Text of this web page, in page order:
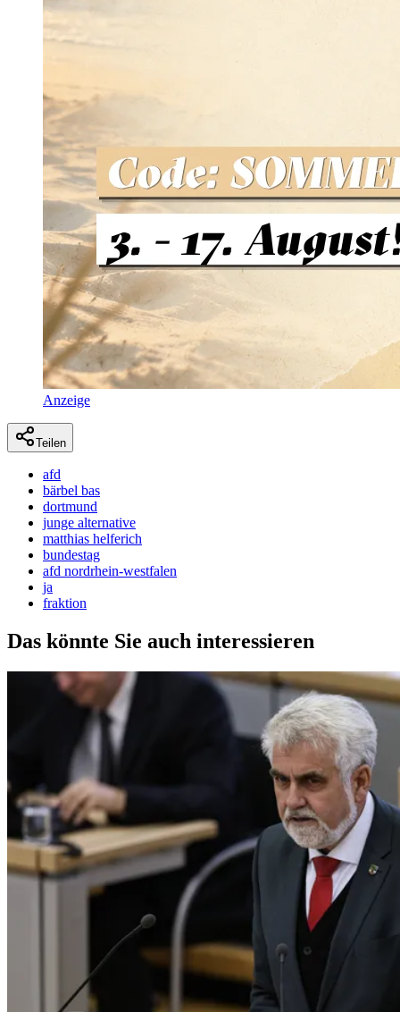
Anzeige
Teilen
afd
bärbel bas
dortmund
junge alternative
matthias helferich
bundestag
afd nordrhein-westfalen
ja
fraktion
Das könnte Sie auch interessieren